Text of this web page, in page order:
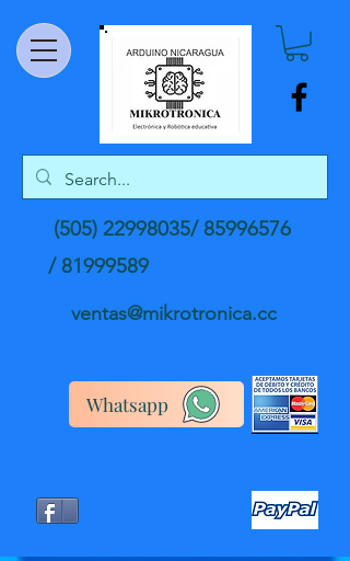
(505) 22998035/85996576
/81999589
ventas@mikrotronica.cc
Whatsapp